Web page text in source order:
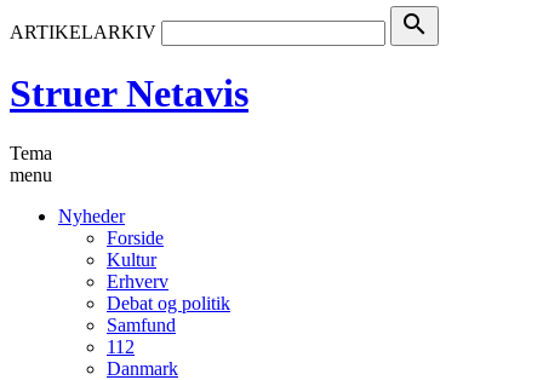
ARTIKELARKIV search
Struer Netavis
Tema
menu
Nyheder
Forside
Kultur
Erhverv
Debat og politik
Samfund
112
Danmark